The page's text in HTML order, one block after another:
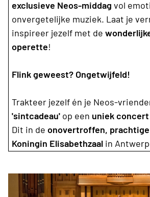
exclusieve Neos-middag vol
onvergetelijke muziek. Laat je
inspireer jezelf met de
operette!
Flink geweest? Ongetwijfeld!
Trakteer jezelf én je Neos-
'sintcadeau' op een uniek
Dit in de onovertroffen,
Koningin Elisabethzaal in